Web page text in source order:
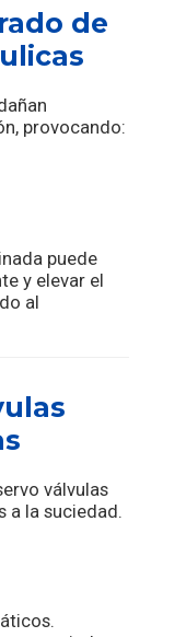
de
provocando:
puede
y elevar el
al
válvulas
a la suciedad.